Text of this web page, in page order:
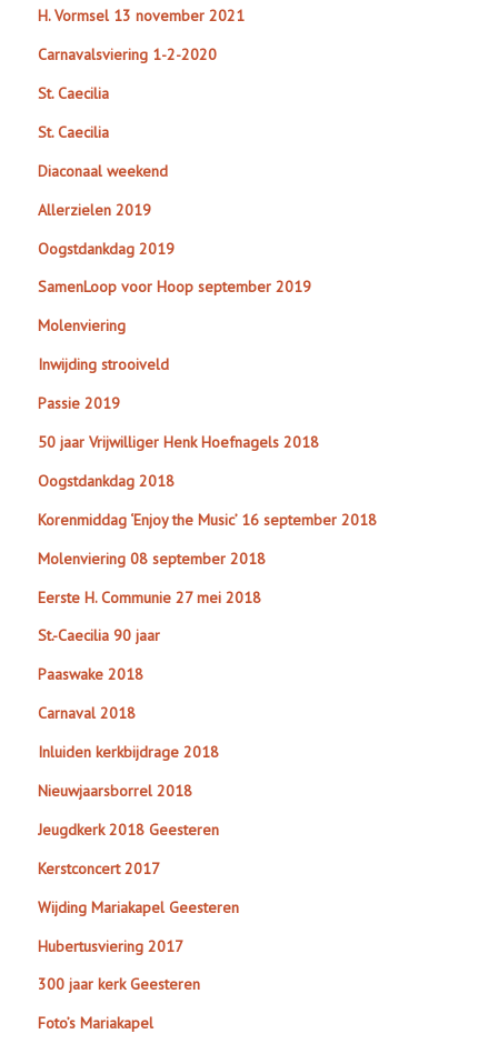
H. Vormsel 13 november 2021
Carnavalsviering 1-2-2020
St. Caecilia
St. Caecilia
Diaconaal weekend
Allerzielen 2019
Oogstdankdag 2019
SamenLoop voor Hoop september 2019
Molenviering
Inwijding strooiveld
Passie 2019
50 jaar Vrijwilliger Henk Hoefnagels 2018
Oogstdankdag 2018
Korenmiddag ‘Enjoy the Music’ 16 september 2018
Molenviering 08 september 2018
Eerste H. Communie 27 mei 2018
St.-Caecilia 90 jaar
Paaswake 2018
Carnaval 2018
Inluiden kerkbijdrage 2018
Nieuwjaarsborrel 2018
Jeugdkerk 2018 Geesteren
Kerstconcert 2017
Wijding Mariakapel Geesteren
Hubertusviering 2017
300 jaar kerk Geesteren
Foto’s Mariakapel